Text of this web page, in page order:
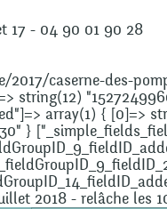
17 - 04 90 01 90 28
2017/caserne-des-
string(12)
array(1) { [0]=>
}
2018 - relâche les